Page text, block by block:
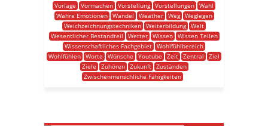
Vorlage
Vormachen Vorstellung Vorstellungen Wahl
Wahre Emotionen
Wandel Weather Weg
Weglegen
Weichzeichnungstechniken Weiterbildung Welt
Wesentlicher Bestandteil
Wetter Wissen
Wissen Teilen
Wissenschaftliches Fachgebiet Wohlfühlbereich
Wohlfühlen Worte Wünsche Youtube Zeit Zentral
Ziel
Ziele
Zuhören Zukunft
Zuständen
Zwischenmenschliche Fähigkeiten